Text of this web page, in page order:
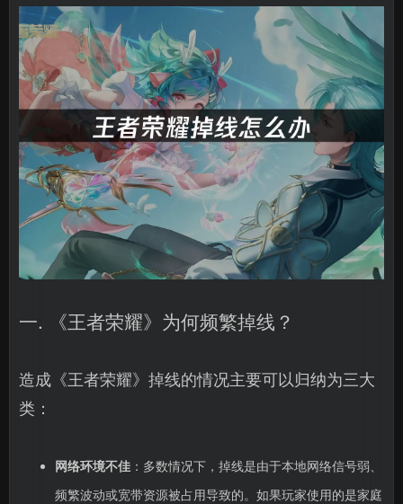
一. 《王者荣耀》为何频繁掉线？
造成《王者荣耀》掉线的情况主要可以归纳为三大
类：
网络环境不佳：多数情况下，掉线是由于本地网络信号弱、
频繁波动或宽带资源被占用导致的。如果玩家使用的是家庭